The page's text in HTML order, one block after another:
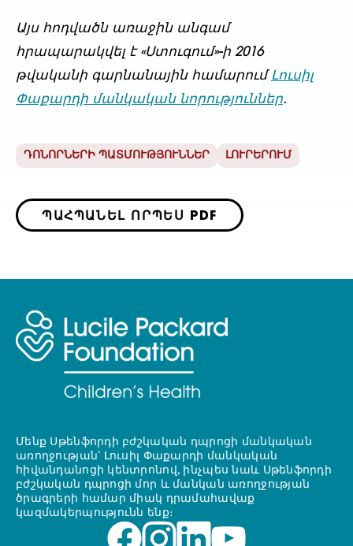
Այս հոդվածն առաջին անգամ
հրապարակվել է «Ստուգում»-ի 2016
թվականի գարնանային համարում Լուսիլ
Փաքարդի մանկական նորություններ.
ԴՈՆՈՐՆԵՐԻ ՊԱՏՄՈՒԹՅՈՒՆՆԵՐ ԼՈՒՐԵՐՈՒՄ
ՊԱՀՊԱՆԵԼ ՈՐՊԵՍ PDF
Մենք Սթենֆորդի բժշկական դպրոցի մանկական
առողջության՝ Լուսիլ Փաքարդի մանկական
հիվանդանոցի կենտրոնով, ինչպես նաև Սթենֆորդի
բժշկական դպրոցի մոր և մանկան առողջության
ծրագրերի համար միակ դրամահավաք
կազմակերպությունն ենք։